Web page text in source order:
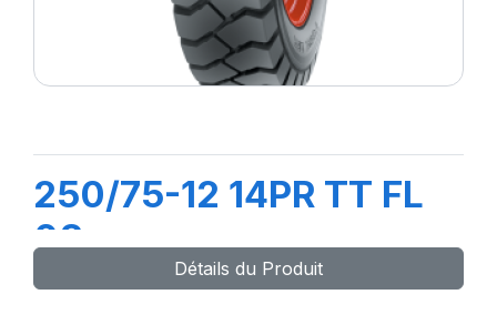
250/75-12 14PR TT FL
08
Détails du Produit